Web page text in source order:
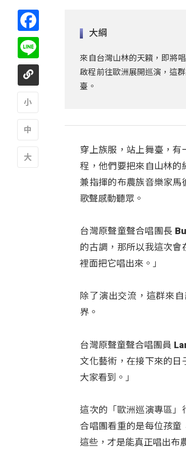
大綱
來自台灣山林的天籟，即將
啟程前往歐洲展開巡演，這
臺。
穿上族服，站上舞臺，
程，他們要把來自山林的
兼指揮的布農族音樂家馬
歌聲感動聽眾。
台灣原聲童聲合唱團長
的古調，那所以我這次
裡面把它唱出來。」
除了演出交流，這群來
界。
台灣原聲童聲合唱團員
文化藝術，在接下來的
大家看到。」
這次的「歐洲巡演專區」
合唱團看重的是每位孩
這些，才是能真正唱出布